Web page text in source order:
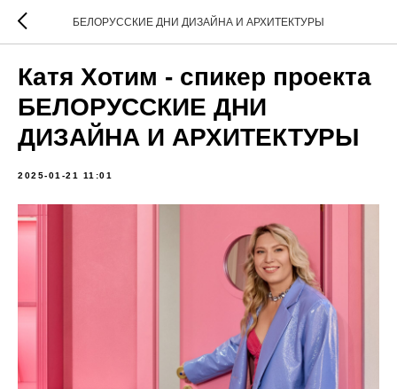
БЕЛОРУССКИЕ ДНИ ДИЗАЙНА И АРХИТЕКТУРЫ
Катя Хотим - спикер проекта
БЕЛОРУССКИЕ ДНИ
ДИЗАЙНА И АРХИТЕКТУРЫ
2025-01-21 11:01